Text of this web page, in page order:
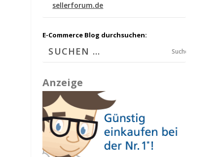
sellerforum.de
E-Commerce Blog durchsuchen:
Suchen
Anzeige